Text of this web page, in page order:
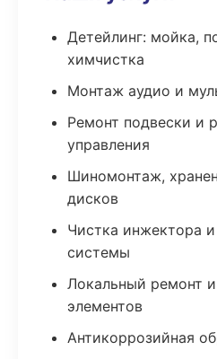
Детейлинг: мойка,
химчистка
Монтаж аудио и
Ремонт подвески и
управления
Шиномонтаж,
дисков
Чистка инжектора
системы
Локальный ремонт
элементов
Антикоррозийная